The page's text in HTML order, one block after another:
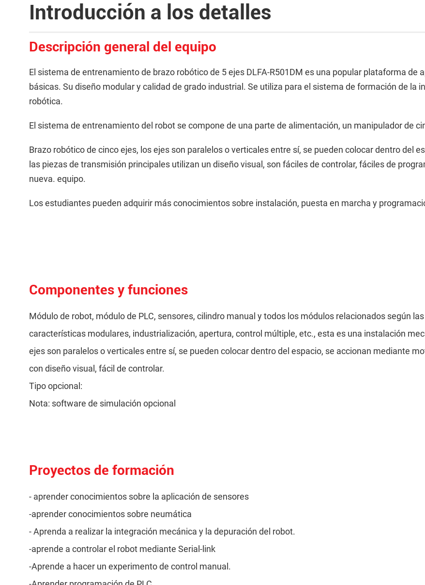
Introducción a los detalles
Descripción general del equipo
El sistema de entrenamiento de brazo robótico de 5 ejes DLFA-R501DM es una popular plataforma
básicas. Su diseño modular y calidad de grado industrial. Se utiliza para el sistema de formación de la
robótica.
El sistema de entrenamiento del robot se compone de una parte de alimentación, un manipulador de
Brazo robótico de cinco ejes, los ejes son paralelos o verticales entre sí, se pueden colocar dentro del
las piezas de transmisión principales utilizan un diseño visual, son fáciles de controlar, fáciles de
nueva. equipo.
Los estudiantes pueden adquirir más conocimientos sobre instalación, puesta en marcha y
Componentes y funciones
Módulo de robot, módulo de PLC, sensores, cilindro manual y todos los módulos relacionados según
características modulares, industrialización, apertura, control múltiple, etc., esta es una instalación
ejes son paralelos o verticales entre sí, se pueden colocar dentro del espacio, se accionan mediante
con diseño visual, fácil de controlar.
Tipo opcional:
Nota: software de simulación opcional
Proyectos de formación
- aprender conocimientos sobre la aplicación de sensores
-aprender conocimientos sobre neumática
- Aprenda a realizar la integración mecánica y la depuración del robot.
-aprende a controlar el robot mediante Serial-link
-Aprende a hacer un experimento de control manual.